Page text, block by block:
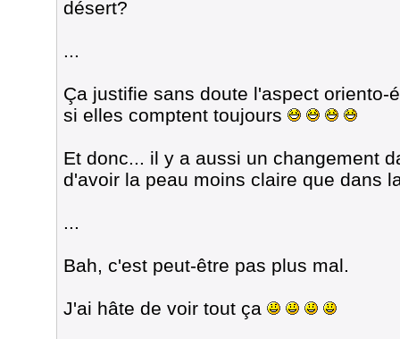
désert?
...
Ça justifie sans doute l'aspect
si elles comptent toujours
Et donc... il y a aussi un changement
d'avoir la peau moins claire que dans
...
Bah, c'est peut-être pas plus mal.
J'ai hâte de voir tout ça